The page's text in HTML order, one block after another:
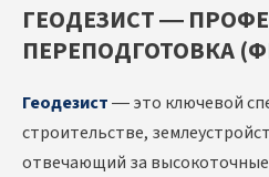
ГЕОДЕЗИСТ —
ПЕРЕПОДГОТОВКА
Геодезист— это ключевой
строительстве,
отвечающий за